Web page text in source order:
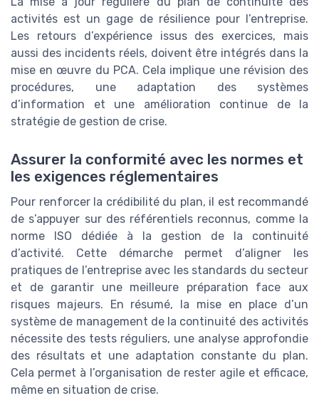
activités est un gage de résilience pour l’entreprise.
Les retours d’expérience issus des exercices, mais
aussi des incidents réels, doivent être intégrés dans la
mise en œuvre du PCA. Cela implique une révision des
procédures, une adaptation des systèmes
d’information et une amélioration continue de la
stratégie de gestion de crise.
Assurer la conformité avec les normes et
les exigences réglementaires
Pour renforcer la crédibilité du plan, il est recommandé
de s’appuyer sur des référentiels reconnus, comme la
norme ISO dédiée à la gestion de la continuité
d’activité. Cette démarche permet d’aligner les
pratiques de l’entreprise avec les standards du secteur
et de garantir une meilleure préparation face aux
risques majeurs. En résumé, la mise en place d’un
système de management de la continuité des activités
nécessite des tests réguliers, une analyse approfondie
des résultats et une adaptation constante du plan.
Cela permet à l’organisation de rester agile et efficace,
même en situation de crise.